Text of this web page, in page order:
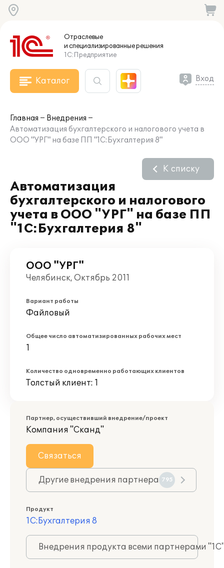
Отраслевые
и специализированныерешения
1С:Предприятие
Каталог Вход
Главная
Внедрения
Автоматизация бухгалтерского и налогового учета в
ООО "УРГ" на базе ПП "1С:Бухгалтерия 8"
Автоматизация
бухгалтерского и налогового
учета в ООО "УРГ" на базе ПП
"1С:Бухгалтерия 8"
К списку
ООО "УРГ"
Челябинск, Октябрь 2011
Вариант работы
Файловый
Общее число автоматизированных рабочих мест
1
Количество одновременно работающих клиентов
Толстый клиент: 1
Партнер, осуществивший внедрение/проект
Компания "Сканд"
Связаться
Другие внедрения партнера 795
Продукт
1С:Бухгалтерия 8
Внедрения продукта всеми партнерами